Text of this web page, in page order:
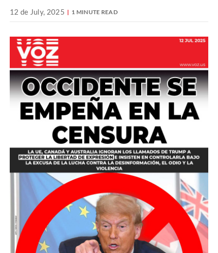
12 de July, 2025 1 MINUTE READ